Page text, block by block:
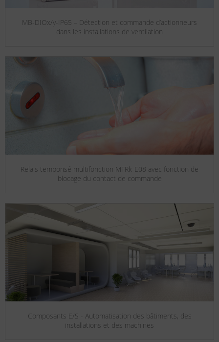
MB-DIOx/y-IP65 – Détection et commande d’actionneurs
dans les installations de ventilation
Relais temporisé multifonction MFRk-E08 avec fonction de
blocage du contact de commande
Composants E/S - Automatisation des bâtiments, des
installations et des machines